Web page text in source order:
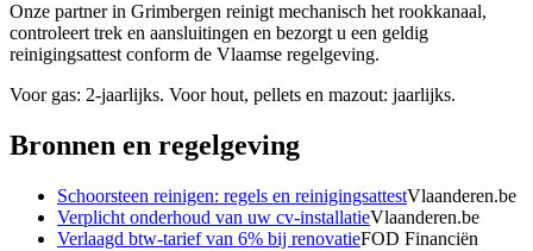
Onze partner in Grimbergen reinigt mechanisch het rookkanaal,
controleert trek en aansluitingen en bezorgt u een geldig
reinigingsattest conform de Vlaamse regelgeving.
Voor gas: 2-jaarlijks. Voor hout, pellets en mazout: jaarlijks.
Bronnen en regelgeving
Schoorsteen reinigen: regels en reinigingsattestVlaanderen.be
Verplicht onderhoud van uw cv-installatieVlaanderen.be
Verlaagd btw-tarief van 6% bij renovatieFOD Financiën